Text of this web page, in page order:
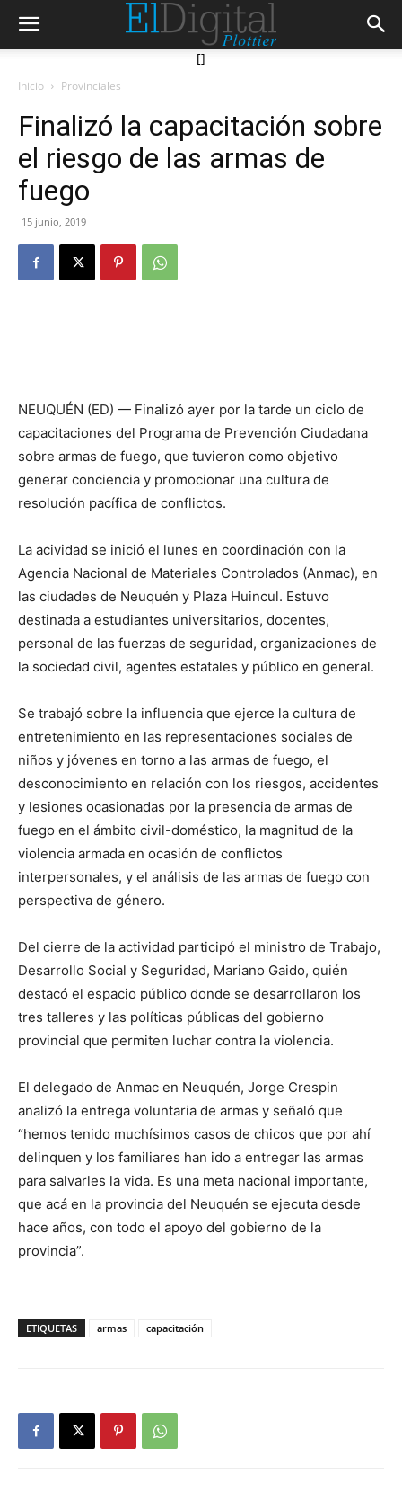
[]
Inicio Provinciales
Finalizó la capacitación sobre
el riesgo de las armas de
fuego
15 junio, 2019
NEUQUÉN (ED) — Finalizó ayer por la tarde un ciclo de
capacitaciones del Programa de Prevención Ciudadana
sobre armas de fuego, que tuvieron como objetivo
generar conciencia y promocionar una cultura de
resolución pacífica de conflictos.
La acividad se inició el lunes en coordinación con la
Agencia Nacional de Materiales Controlados (Anmac), en
las ciudades de Neuquén y Plaza Huincul. Estuvo
destinada a estudiantes universitarios, docentes,
personal de las fuerzas de seguridad, organizaciones de
la sociedad civil, agentes estatales y público en general.
Se trabajó sobre la influencia que ejerce la cultura de
entretenimiento en las representaciones sociales de
niños y jóvenes en torno a las armas de fuego, el
desconocimiento en relación con los riesgos, accidentes
y lesiones ocasionadas por la presencia de armas de
fuego en el ámbito civil-doméstico, la magnitud de la
violencia armada en ocasión de conflictos
interpersonales, y el análisis de las armas de fuego con
perspectiva de género.
Del cierre de la actividad participó el ministro de Trabajo,
Desarrollo Social y Seguridad, Mariano Gaido, quién
destacó el espacio público donde se desarrollaron los
tres talleres y las políticas públicas del gobierno
provincial que permiten luchar contra la violencia.
El delegado de Anmac en Neuquén, Jorge Crespin
analizó la entrega voluntaria de armas y señaló que
“hemos tenido muchísimos casos de chicos que por ahí
delinquen y los familiares han ido a entregar las armas
para salvarles la vida. Es una meta nacional importante,
que acá en la provincia del Neuquén se ejecuta desde
hace años, con todo el apoyo del gobierno de la
provincia”.
ETIQUETAS armas capacitación